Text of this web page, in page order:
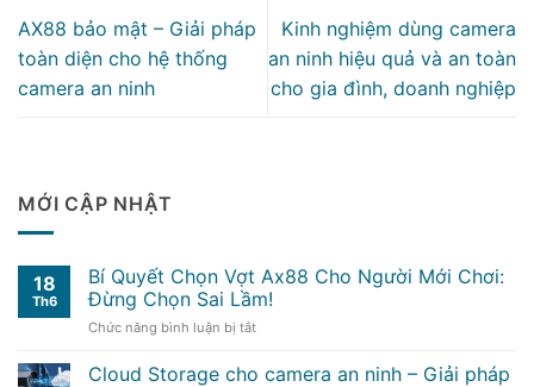
AX88 bảo mật – Giải pháp
toàn diện cho hệ thống
camera an ninh
Kinh nghiệm dùng camera
an ninh hiệu quả và an toàn
cho gia đình, doanh nghiệp
MỚI CẬP NHẬT
18
Th6
Bí Quyết Chọn Vợt Ax88 Cho Người Mới Chơi:
Đừng Chọn Sai Lầm!
Chức năng bình luận bị tắtở
Quyết
Cloud Storage cho camera an ninh – Giải pháp